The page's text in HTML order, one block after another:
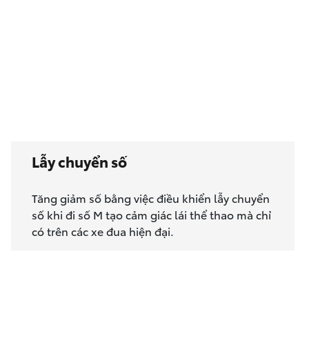
Lẫy chuyển số
Tăng giảm số bằng việc điều khiển lẫy chuyển
số khi đi số M tạo cảm giác lái thể thao mà chỉ
có trên các xe đua hiện đại.